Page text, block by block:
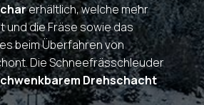
erhältlich, welche mehr
und die Fräse sowie das
beim Überfahren von
Die Schneefrässchleuder
Drehschacht